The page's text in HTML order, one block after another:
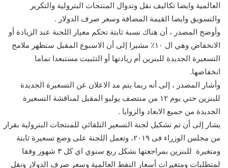
العالمية وايضا تكاليف نقل وتدوال المنتجات البترولية والتكرير
والتسويق وايضا القيمة المضافة وسعر صرف الدولار .
وأوضح المصدر ، أن هناك نسبة ثابتة تحكم معيار اللجنة عند الزيادة أو
الانخفاض وهي ال ١٠٪ مشيرا إلى أن الاسبوع المقبل ستظهر ملامح
التسعيرة الجديدة للبنزين أم زيادتها أو التثبيت مستبعدا تماما
انخفاضها.
وأشار المصدر ، إلى أنه ربما يتم مد الاعلان عن التسعيرة الجديدة
للبنزين حتي يوم ١٢ من منتصف يوليو المقبل لمناقشة التسعيرة
الجديدة من جميع الابعاد والزوايا .
يشار إلى أن تم تشكيل لجنة التسعير التلقائي للمنتجات البترولية بقرار
من مجلس الوزراء فى ٢٠١٩، وتعمل اللجنة على وضع تسعيرة ثابتة
ومتغيرة للبنزين بمراجعتها بشكل ربع سنوي اي كل ٣ شهور وفقا
لمتطلبات ومتغيرات أسعار النفط العالمية وسعر صرف الدولار ونقل